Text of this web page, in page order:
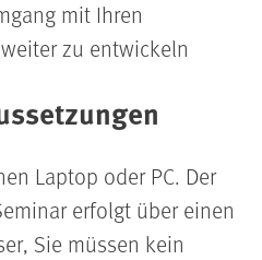
mit Ihren
zu entwickeln
Laptop oder PC. Der
erfolgt über einen
Sie müssen kein